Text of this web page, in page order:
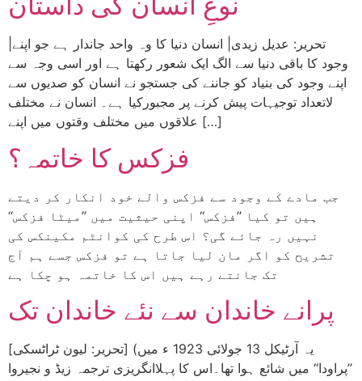
وجود کا باقی دنیا سے الگ ایک شعور رکھتا ہے اور اسی وجہ سے
اپنے وجود کی بنیاد کو جاننے کی جستجو نے انسان کو صدیوں سے
لاتعداد توجیہات پیش کرنے پر مجبورکیا ہے۔ انسان نے مختلف
علاقوں میں مختلف وقتوں میں اپنے […]
فزکس کا خاتمہ؟
جب مادے کے وجود سے فزکس والے خود انکار کر دیتے
ہیں تو کیا ’’فزکس‘‘ اپنی حیثیت میں ’’میٹا فزکس‘‘
نہیں رہ جائے گی؟ اس طرح کی کوانٹم مکینکس کی
تشریح کو اگر مان لیا جاتا ہے تو فزکس جسے ہم آج
تک جانتے رہے ہیں اس کا خاتمہ ہو چکا ہے
پرانے خاندان سے نئے خاندان تک
[تحریر: لیون ٹراٹسکی] (یہ آرٹیکل 13 جولائی 1923 ء میں
’’پراودا‘‘ میں شائع ہوا تھا۔اس کا پہلاانگریزی ترجمہ زیڈ و نجیروا